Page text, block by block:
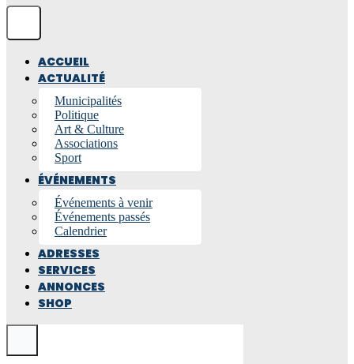
ACCUEIL
ACTUALITÉ
Municipalités
Politique
Art & Culture
Associations
Sport
ÉVÉNEMENTS
Événements à venir
Événements passés
Calendrier
ADRESSES
SERVICES
ANNONCES
SHOP